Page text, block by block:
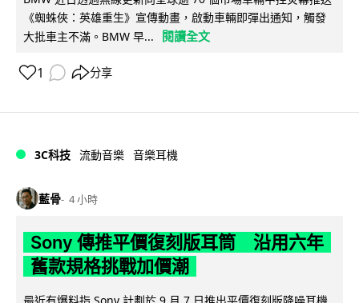
《蜘蛛俠：英雄重生》宣傳動畫，啟動車輛即彈出通知，觸發
大批車主不滿。BMW 早...
閱讀全文
1 分享
3C科技 流動音樂 音樂耳機
藍骨 4 小時
Sony 傳推平價復刻版耳筒 沿用六年
舊款規格挑戰加價潮